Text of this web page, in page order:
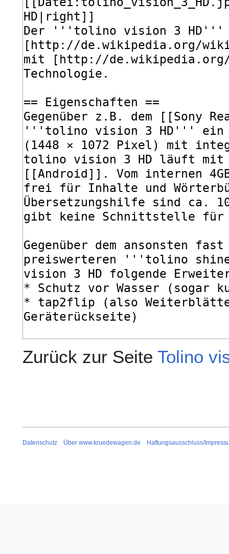
Zurück zur Seite Tolino
Datenschutz Über www.kruedewagen.de Haftungsausschluss/